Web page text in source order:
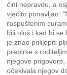
čini nepravdu, a
vječito ponavljao:
raspuštenim
bili ološ i kad bi se
je znao prilijepiti
prepirke s
njegove prigovore,
očekivala njegov